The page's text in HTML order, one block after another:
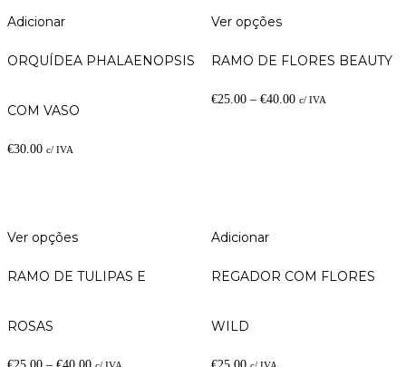
Adicionar
ORQUÍDEA PHALAENOPSIS
COM VASO
€30.00 c/ IVA
Ver opções
RAMO DE FLORES BEAUTY
€25.00– €40.00 c/ IVA
Ver opções
RAMO DE TULIPAS E
ROSAS
Adicionar
REGADOR COM FLORES
WILD